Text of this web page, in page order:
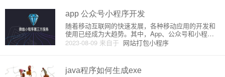
介绍：App全称App
app 公众号小程序开发
2023-08-09 来自于 网站打包小程序
随着移动互联网的快速发展，各种移动应用的开发和
使用已经成为大趋势。其中，App、公众号和小程序
是目前最为流行的三种移动应用形态。本文将会介绍
这三种应用的开发原理及其详细介绍。一、App开发
用户提供某项服务或功
java程序如何生成exe